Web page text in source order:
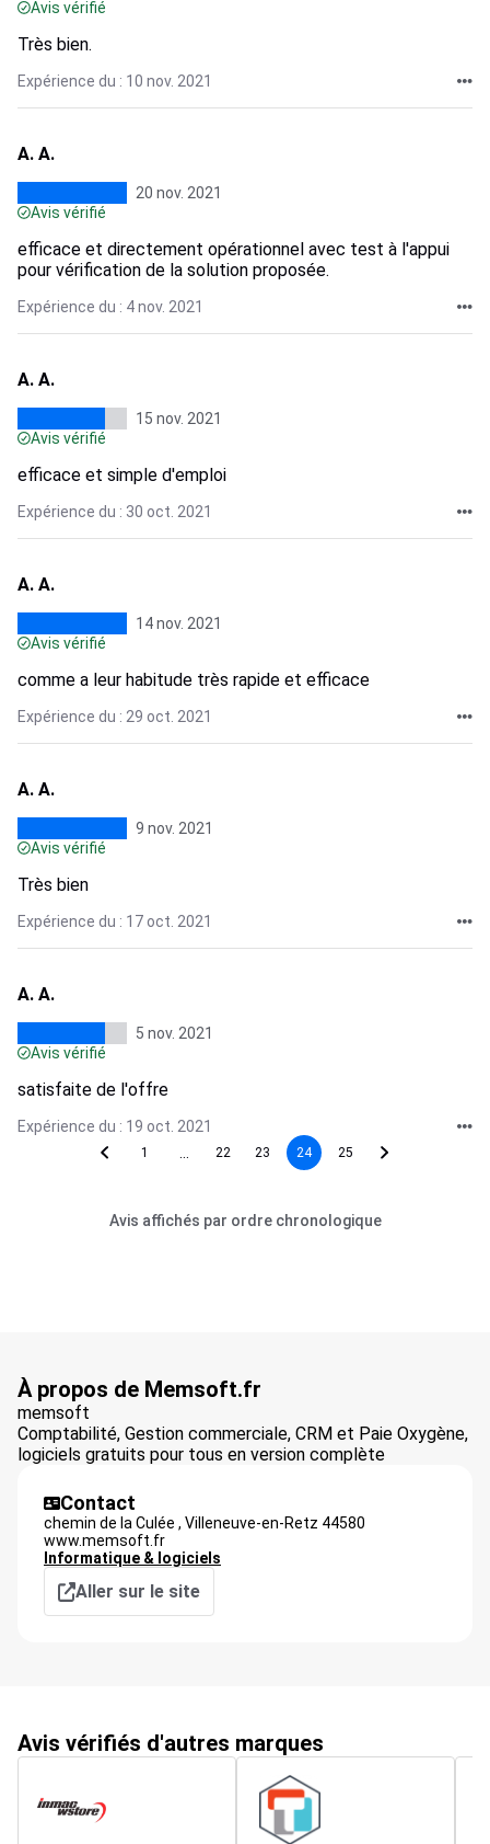
Avis vérifié
Très bien.
Expérience du : 10 nov. 2021
A. A.
20 nov. 2021
Avis vérifié
efficace et directement opérationnel avec test à l'appui
pour vérification de la solution proposée.
Expérience du : 4 nov. 2021
A. A.
15 nov. 2021
Avis vérifié
efficace et simple d'emploi
Expérience du : 30 oct. 2021
A. A.
14 nov. 2021
Avis vérifié
comme a leur habitude très rapide et efficace
Expérience du : 29 oct. 2021
A. A.
9 nov. 2021
Avis vérifié
Très bien
Expérience du : 17 oct. 2021
A. A.
5 nov. 2021
Avis vérifié
satisfaite de l'offre
Expérience du : 19 oct. 2021
1 22 23 24 25
Avis affichés par ordre chronologique
À propos de Memsoft.fr
memsoft
Comptabilité, Gestion commerciale, CRM et Paie Oxygène,
logiciels gratuits pour tous en version complète
Contact
chemin de la Culée , Villeneuve-en-Retz 44580
www.memsoft.fr
Informatique & logiciels
Aller sur le site
Avis vérifiés d'autres marques